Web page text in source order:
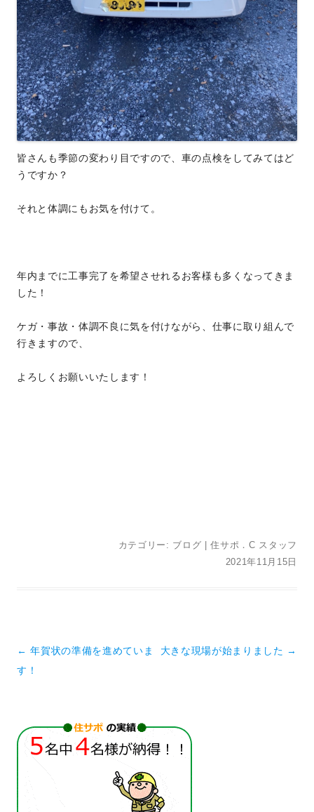
皆さんも季節の変わり目ですので、車の点検をしてみてはど
うですか？
それと体調にもお気を付けて。
年内までに工事完了を希望させれるお客様も多くなってきま
した！
ケガ・事故・体調不良に気を付けながら、仕事に取り組んで
行きますので、
よろしくお願いいたします！
カテゴリー: ブログ |住サポ．C スタッフ
2021年11月15日
投稿ナビゲーション
← 年賀状の準備を進めていま
す！
大きな現場が始まりました →